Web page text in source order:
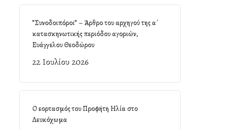
”Συνοδοιπόροι” – Άρθρο του αρχηγού της α΄
κατασκηνωτικής περιόδου αγοριών,
Ευάγγελου Θεοδώρου
22 Ιουλίου 2026
Ο εορτασμός του Προφήτη Ηλία στο
Λευκόχωμα